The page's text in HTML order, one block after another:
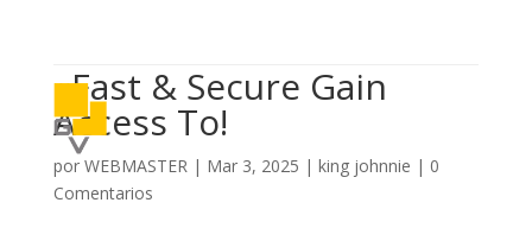
«Fast & Secure Gain
Access To!
por WEBMASTER| Mar 3, 2025 | king johnnie | 0
Comentarios